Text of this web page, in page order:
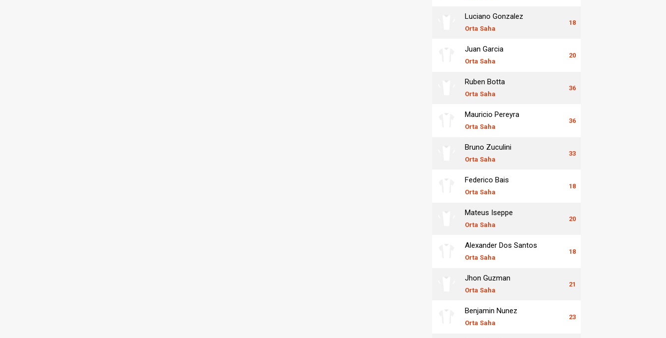
Luciano Gonzalez
Orta Saha
18
Juan Garcia
Orta Saha
20
Ruben Botta
Orta Saha
36
Mauricio Pereyra
Orta Saha
36
Bruno Zuculini
Orta Saha
33
Federico Bais
Orta Saha
18
Mateus Iseppe
Orta Saha
20
Alexander Dos Santos
Orta Saha
18
Jhon Guzman
Orta Saha
21
Benjamin Nunez
Orta Saha
23